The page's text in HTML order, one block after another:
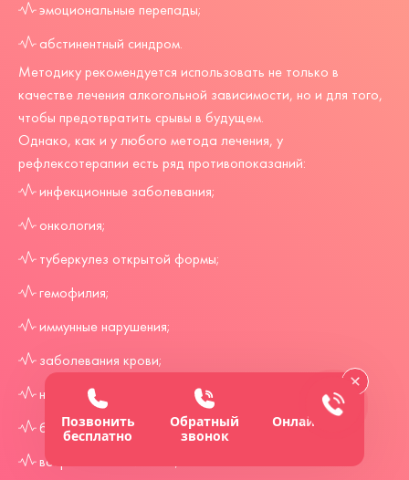
эмоциональные перепады;
абстинентный синдром.
Методику рекомендуется использовать не только в
качестве лечения алкогольной зависимости, но и для того,
чтобы предотвратить срывы в будущем.
Однако, как и у любого метода лечения, у
рефлексотерапии есть ряд противопоказаний:
инфекционные заболевания;
онкология;
туберкулез открытой формы;
гемофилия;
иммунные нарушения;
заболевания крови;
наличие эпилепсии или судорог;
болезни кровеносной системы;
возраст более 75 лет;
Позвонить
бесплатно
Обратный
звонок
Онлайн-чат